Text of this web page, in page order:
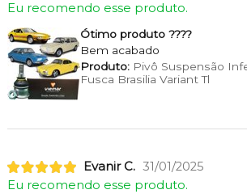
Eu recomendo esse produto.
Ótimo produto ????
Bem acabado
Produto:Pivô Suspensão
Fusca Brasilia Variant Tl
Evanir C. 31/01/2025
Eu recomendo esse produto.